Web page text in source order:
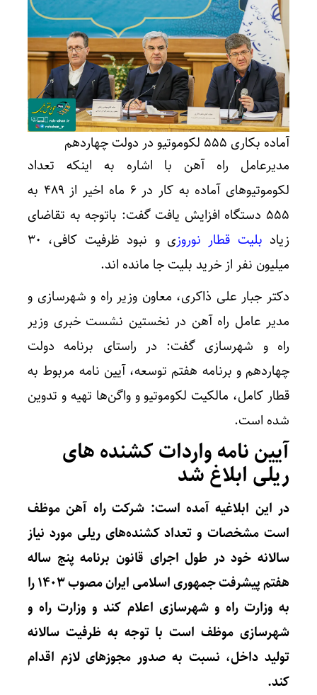
آماده بکاری ۵۵۵ لکوموتیو در دولت چهاردهم
مدیرعامل راه آهن با اشاره به اینکه تعداد
لکوموتیوهای آماده به کار در ۶ ماه اخیر از ۴۸۹ به
۵۵۵ دستگاه افزایش یافت گفت: باتوجه به تقاضای
زیاد بلیت قطار نوروز
ی و نبود ظرفیت کافی، ۳۰
میلیون نفر از خرید بلیت جا مانده اند.
دکتر جبار علی ذاکری، معاون وزیر راه و شهرسازی و
مدیر عامل راه آهن در نخستین نشست خبری وزیر
راه و شهرسازی گفت: در راستای برنامه دولت
چهاردهم و برنامه هفتم توسعه، آیین نامه مربوط به
قطار کامل، مالکیت لکوموتیو و واگن‌ها تهیه و تدوین
شده است.
آیین نامه واردات کشنده های
ریلی ابلاغ شد
در این ابلاغیه آمده است: شرکت راه آهن موظف
است مشخصات و تعداد کشنده‌های ریلی مورد نیاز
سالانه خود در طول اجرای قانون برنامه پنج ساله
هفتم پیشرفت جمهوری اسلامی ایران مصوب ۱۴۰۳ را
به وزارت راه و شهرسازی اعلام کند و وزارت راه و
شهرسازی موظف است با توجه به ظرفیت سالانه
تولید داخل، نسبت به صدور مجوزهای لازم اقدام
کند.